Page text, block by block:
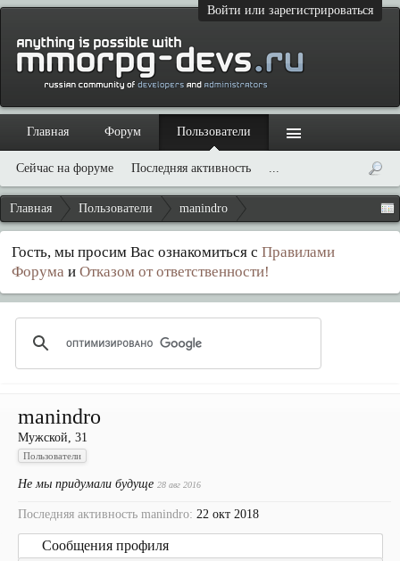
Войти или зарегистрироваться
Главная Пользователи manindro
Гость, мы просим Вас ознакомиться с Правилами
Форума и Отказом от ответственности!
manindro
Мужской, 31
Пользователи
Не мы придумали будуще 28 авг 2016
Последняя активность manindro: 22 окт 2018
Сообщения профиля
Главная Форум Пользователи
Сейчас на форуме Последняя активность ...